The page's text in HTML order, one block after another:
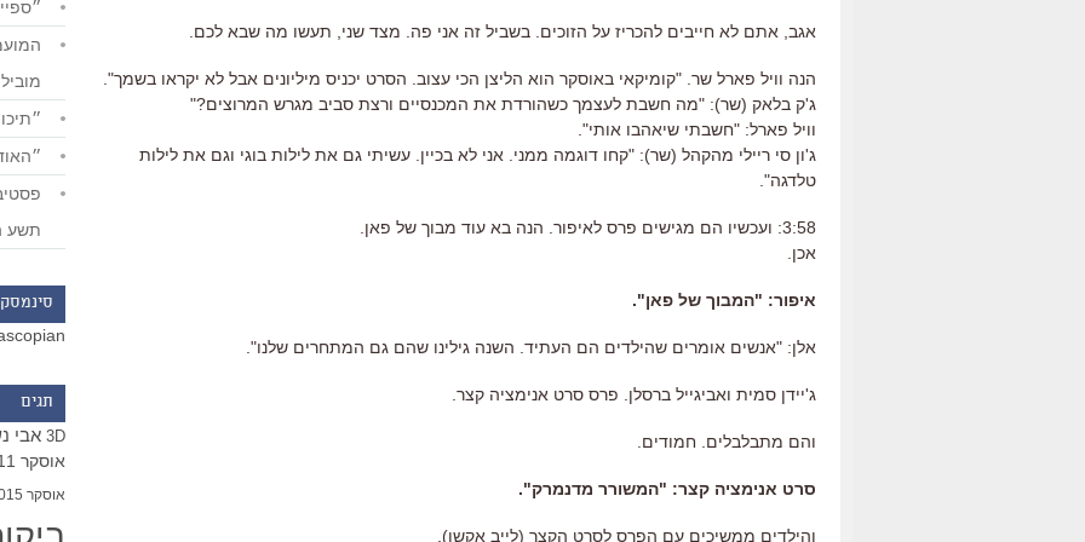
אגב, אתם לא חייבים להכריז על הזוכים. בשביל זה אני פה. מצד שני, תעשו מה שבא לכם.
הנה וויל פארל שר. "קומיקאי באוסקר הוא הליצן הכי עצוב. הסרט יכניס מיליונים אבל לא יקראו בשמך".
ג'ק בלאק (שר): "מה חשבת לעצמך כשהורדת את המכנסיים ורצת סביב מגרש המרוצים?"
וויל פארל: "חשבתי שיאהבו אותי".
ג'ון סי ריילי מהקהל (שר): "קחו דוגמה ממני. אני לא בכיין. עשיתי גם את לילות בוגי וגם את לילות
טלדגה".
3:58: ועכשיו הם מגישים פרס לאיפור. הנה בא עוד מבוך של פאן.
אכן.
איפור: "המבוך של פאן".
אלן: "אנשים אומרים שהילדים הם העתיד. השנה גילינו שהם גם המתחרים שלנו".
ג'יידן סמית ואביגייל ברסלן. פרס סרט אנימציה קצר.
והם מתבלבלים. חמודים.
סרט אנימציה קצר: "המשורר מדנמרק".
והילדים ממשיכים עם הפרס לסרט הקצר (לייב אקשן).
מוביל
תשע
תגים
3D אבי
אוסקר 2011
אוסקר 2015